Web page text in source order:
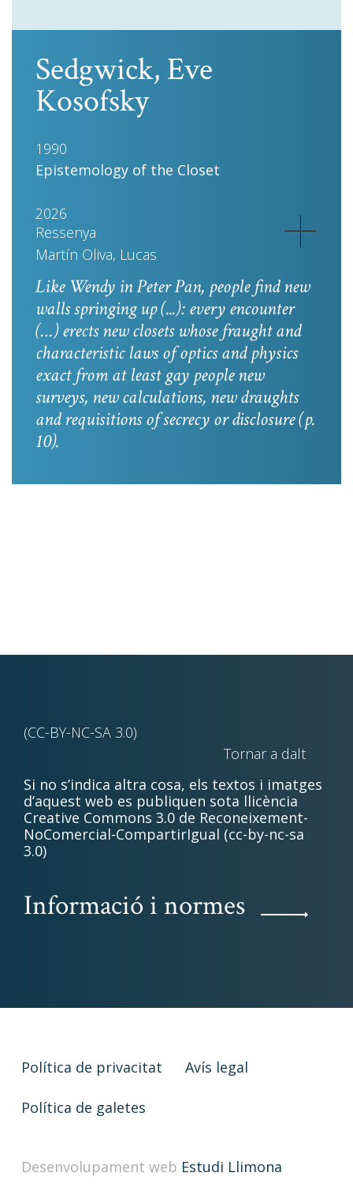
Sedgwick, Eve
Kosofsky
1990
Epistemology of the Closet
2026
Ressenya
Martín Oliva, Lucas
Like Wendy inPeter Pan, people find new
walls springing up (...): every encounter
(…) erects new closets whose fraught and
characteristic laws of optics and physics
exact from at least gay people new
surveys, new calculations, new draughts
and requisitions of secrecy or disclosure(p.
10).
(CC-BY-NC-SA 3.0)
Tornar a dalt
Si no s’indica altra cosa, els textos i imatges
d’aquest web es publiquen sota llicència
Creative Commons 3.0 de Reconeixement-
NoComercial-CompartirIgual (cc-by-nc-sa
3.0)
Informació i normes
Política de privacitat Avís legal
Política de galetes
Desenvolupament web Estudi Llimona